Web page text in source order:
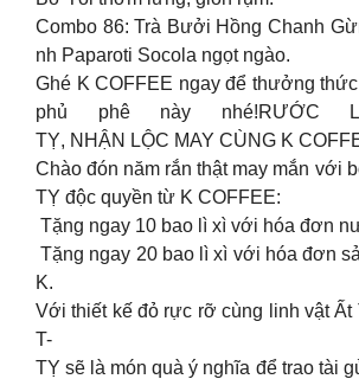
Combo 86: Trà Bưởi Hồng Chanh
nh Paparoti Socola ngọt ngào.
Ghé K COFFEE ngay để thưởng
phủ phê này nhé!RƯỚC
TỴ, NHẬN LỘC MAY CÙNG K
Chào đón năm rắn thật may mắn với
TỴ độc quyền từ K COFFEE:
Tặng ngay 10 bao lì xì với hóa đơn
Tặng ngay 20 bao lì xì với hóa đơn
K.
Với thiết kế đỏ rực rỡ cùng linh vật Ất
T-
TỴ sẽ là món quà ý nghĩa để trao tài